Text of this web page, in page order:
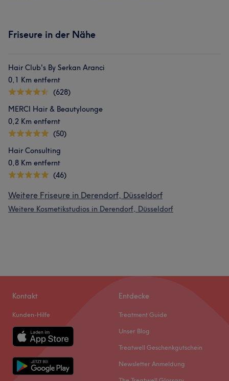
Friseure in der Nähe
Hair Club's By Serkan Aranci
0,1 Km entfernt
(628)
MERCI Hair & Beautylounge
0,2 Km entfernt
(50)
Hair Consulting
0,8 Km entfernt
(46)
Weitere Friseure in Derendorf, Düsseldorf
Weitere Kosmetikstudios in Derendorf, Düsseldorf
Kontakt
Kunden-Hilfe
Entdecke
Treatment Guide
Unser Blog
Treatwell Geschenkgutschein
Newsletter Anmeldung